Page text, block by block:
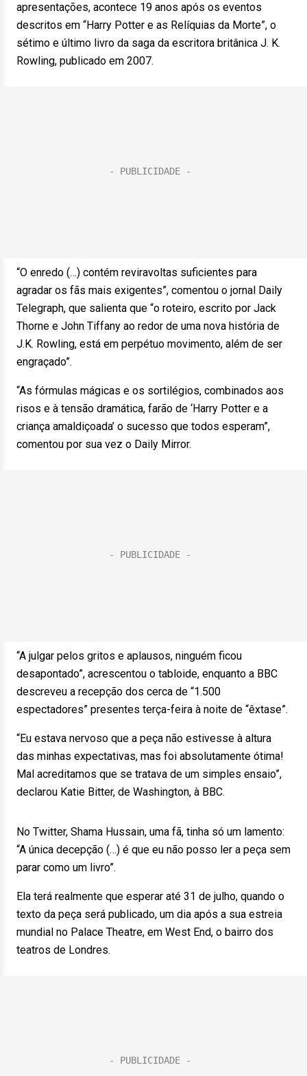
apresentações, acontece 19 anos após os eventos
descritos em “Harry Potter e as Relíquias da Morte”, o
sétimo e último livro da saga da escritora britânica J. K.
Rowling, publicado em 2007.
“O enredo (…) contém reviravoltas suficientes para
agradar os fãs mais exigentes”, comentou o jornal Daily
Telegraph, que salienta que “o roteiro, escrito por Jack
Thorne e John Tiffany ao redor de uma nova história de
J.K. Rowling, está em perpétuo movimento, além de ser
engraçado”.
“As fórmulas mágicas e os sortilégios, combinados aos
risos e à tensão dramática, farão de ‘Harry Potter e a
criança amaldiçoada’ o sucesso que todos esperam”,
comentou por sua vez o Daily Mirror.
“A julgar pelos gritos e aplausos, ninguém ficou
desapontado”, acrescentou o tabloide, enquanto a BBC
descreveu a recepção dos cerca de “1.500
espectadores” presentes terça-feira à noite de “êxtase”.
“Eu estava nervoso que a peça não estivesse à altura
das minhas expectativas, mas foi absolutamente ótima!
Mal acreditamos que se tratava de um simples ensaio”,
declarou Katie Bitter, de Washington, à BBC.
No Twitter, Shama Hussain, uma fã, tinha só um lamento:
“A única decepção (…) é que eu não posso ler a peça sem
parar como um livro”.
Ela terá realmente que esperar até 31 de julho, quando o
texto da peça será publicado, um dia após a sua estreia
mundial no Palace Theatre, em West End, o bairro dos
teatros de Londres.